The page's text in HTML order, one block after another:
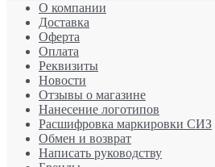
О компании
Доставка
Оферта
Оплата
Реквизиты
Новости
Отзывы о магазине
Нанесение логотипов
Расшифровка маркировки СИЗ
Обмен и возврат
Написать руководству